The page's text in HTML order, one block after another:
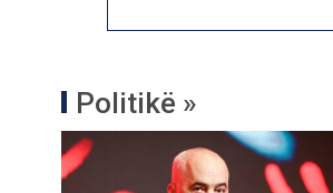
Politikë »